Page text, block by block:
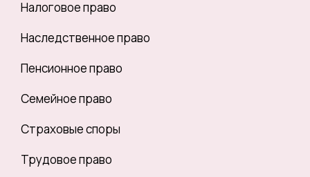
Налоговое право
Наследственное право
Пенсионное право
Семейное право
Страховые споры
Трудовое право